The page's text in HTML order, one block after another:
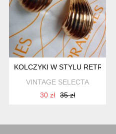
KOLCZYKI W STYLU RETRO
VINTAGE SELECTA
30 zł
35 zł